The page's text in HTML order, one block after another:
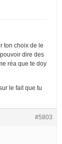
ton choix de le
dire des
réa que te doy
le fait que tu
#5803